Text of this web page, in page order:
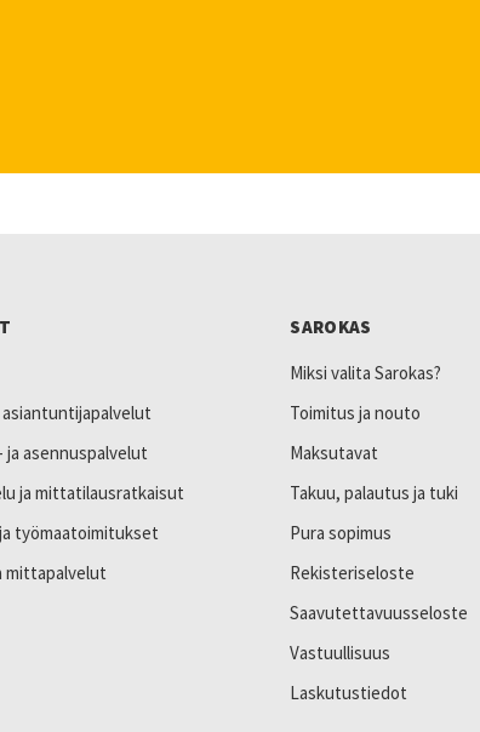
ja asennuspalvelut
ja mittatilausratkaisut
työmaatoimitukset
mittapalvelut
SAROKAS
Miksi valita Sarokas?
Toimitus ja nouto
Maksutavat
Takuu, palautus ja tuki
Pura sopimus
Rekisteriseloste
Saavutettavuusseloste
Vastuullisuus
Laskutustiedot